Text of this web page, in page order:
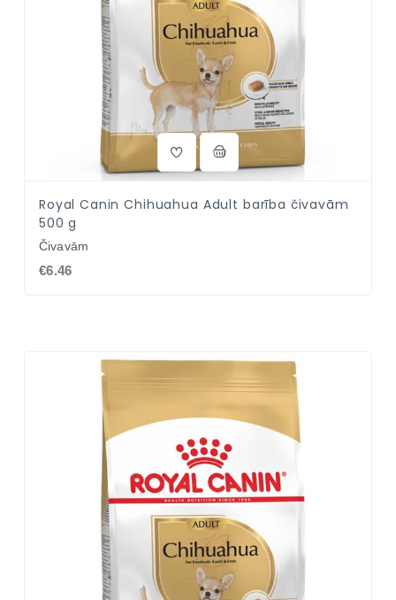
Royal Canin Chihuahua Adult barība čivavām
500 g
Čivavām
€6.46